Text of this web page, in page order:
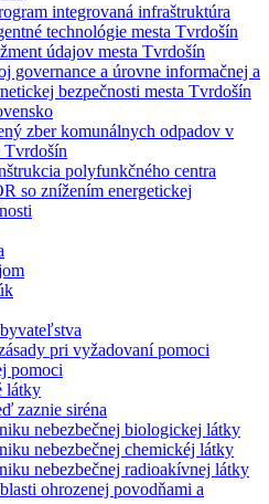
integrovaná infraštruktúra
technológie mesta Tvrdošín
údajov mesta Tvrdošín
governance a úrovne informačnej a
bezpečnosti mesta Tvrdošín
zber komunálnych odpadov v
Tvrdošín
polyfunkčného centra
so znížením energetickej
pri vyžadovaní pomoci
pomoci
látky
zaznie siréna
nebezbečnej biologickej látky
nebezbečnej chemickéj látky
nebezbečnej radioakívnej látky
ohrozenej povodňami a